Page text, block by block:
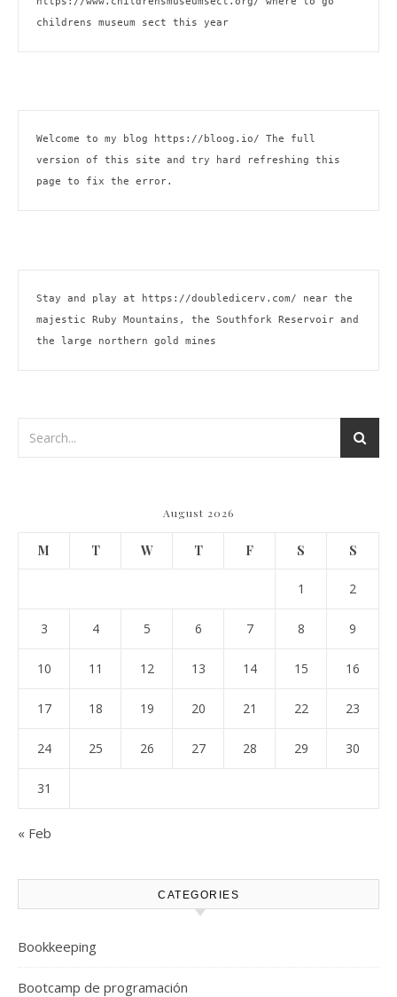
childrens museum sect this year
Welcome to my blog https://bloog.io/ The full
version of this site and try hard refreshing this
page to fix the error.
Stay and play at https://doubledicerv.com/ near the
majestic Ruby Mountains, the Southfork Reservoir and
the large northern gold mines
August 2026
M T W T F S S
1 2
3 4 5 6 7 8 9
10 11 12 13 14 15 16
17 18 19 20 21 22 23
24 25 26 27 28 29 30
31
« Feb
CATEGORIES
Bookkeeping
Bootcamp de programación